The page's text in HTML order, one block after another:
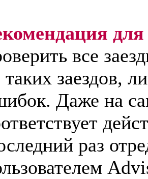
все
таких заездов,
Даже на
раз